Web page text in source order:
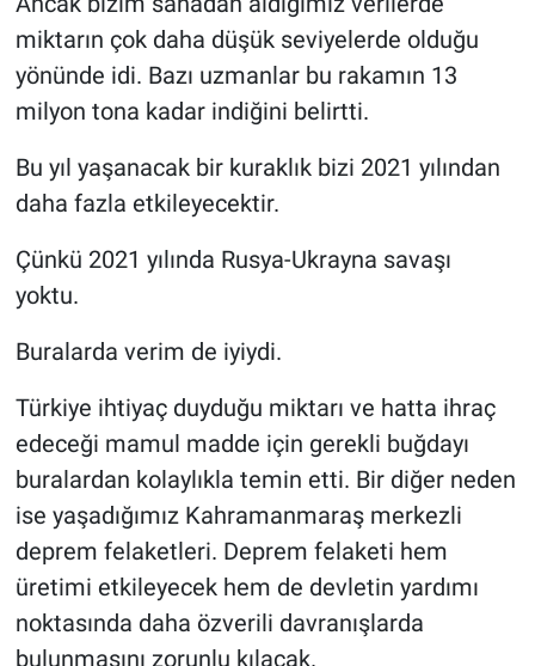
miktarın çok daha düşük seviyelerde olduğu
yönünde idi. Bazı uzmanlar bu rakamın 13
milyon tona kadar indiğini belirtti.
Bu yıl yaşanacak bir kuraklık bizi 2021 yılından
daha fazla etkileyecektir.
Çünkü 2021 yılında Rusya-Ukrayna savaşı
yoktu.
Buralarda verim de iyiydi.
Türkiye ihtiyaç duyduğu miktarı ve hatta ihraç
edeceği mamul madde için gerekli buğdayı
buralardan kolaylıkla temin etti. Bir diğer neden
ise yaşadığımız Kahramanmaraş merkezli
deprem felaketleri. Deprem felaketi hem
üretimi etkileyecek hem de devletin yardımı
noktasında daha özverili davranışlarda
bulunmasını zorunlu kılacak.